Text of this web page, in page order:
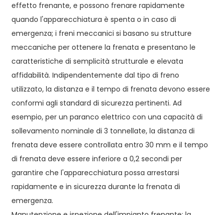
effetto frenante, e possono frenare rapidamente
quando l'apparecchiatura è spenta o in caso di
emergenza; i freni meccanici si basano su strutture
meccaniche per ottenere la frenata e presentano le
caratteristiche di semplicità strutturale e elevata
affidabilità. Indipendentemente dal tipo di freno
utilizzato, la distanza e il tempo di frenata devono essere
conformi agli standard di sicurezza pertinenti. Ad
esempio, per un paranco elettrico con una capacità di
sollevamento nominale di 3 tonnellate, la distanza di
frenata deve essere controllata entro 30 mm e il tempo
di frenata deve essere inferiore a 0,2 secondi per
garantire che l'apparecchiatura possa arrestarsi
rapidamente e in sicurezza durante la frenata di
emergenza.